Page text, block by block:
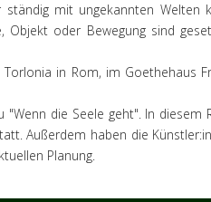
mit ungekannten
Objekt oder Bewegung sind
in Rom, im Goethehaus
die Seele geht". In
Außerdem haben die
Planung.